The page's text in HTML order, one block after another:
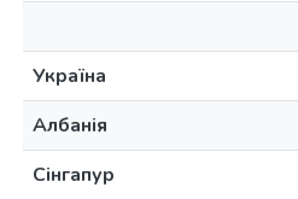
Україна
Албанія
Сінгапур